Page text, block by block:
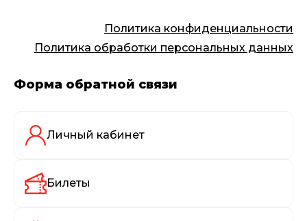
Политика конфиденциальности
Политика обработки персональных данных
Форма обратной связи
Личный кабинет
Билеты